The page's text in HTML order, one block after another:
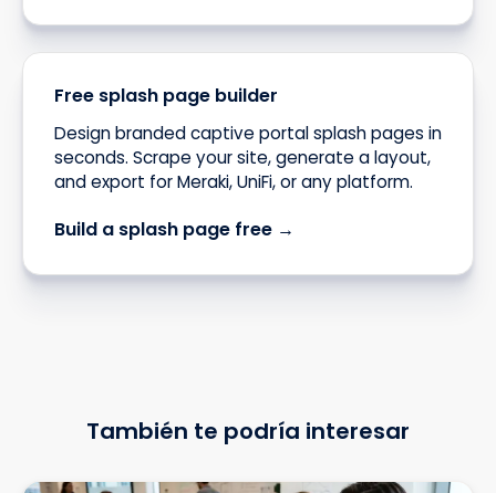
Free splash page builder
Design branded captive portal splash pages in
seconds. Scrape your site, generate a layout,
and export for Meraki, UniFi, or any platform.
Build a splash page free →
También te podría interesar